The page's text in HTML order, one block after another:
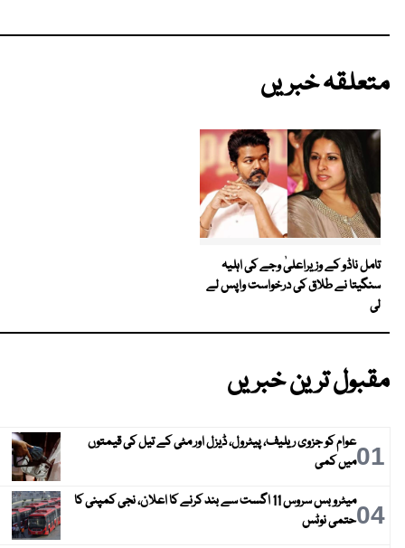
متعلقہ خبریں
تامل ناڈو کے وزیراعلیٰ وجے کی اہلیہ
سنگیتا نے طلاق کی درخواست واپس لے
لی
مقبول ترین خبریں
01عوام کو جزوی ریلیف، پیٹرول، ڈیزل اور مٹی کے تیل کی قیمتوں
میں کمی
04
میٹرو بس سروس 11 اگست سے بند کرنے کا اعلان، نجی کمپنی کا
حتمی نوٹس